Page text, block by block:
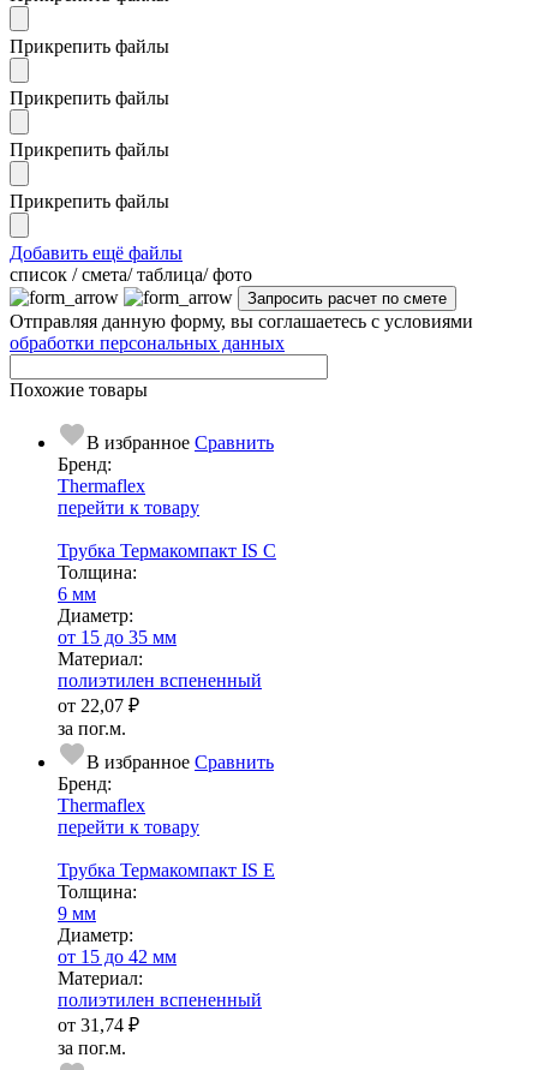
Прикрепить файлы
Прикрепить файлы
Прикрепить файлы
Прикрепить файлы
Добавить ещё файлы
cписок / смета/ таблица/ фото
Отправляя данную форму, вы соглашаетесь с условиями
обработки персональных данных
Похожие товары
В избранное Сравнить
Бренд:
Thermaflex
перейти к товару
Трубка Термакомпакт IS C
Тол­щи­на:
6 мм
Диаметр:
от 15 до 35 мм
Ма­­те­­ри­­ал:
полиэтилен вспененный
от 22,07 ₽
за пог.м.
В избранное Сравнить
Бренд:
Thermaflex
перейти к товару
Трубка Термакомпакт IS E
Тол­щи­на:
9 мм
Диаметр:
от 15 до 42 мм
Ма­­те­­ри­­ал:
полиэтилен вспененный
от 31,74 ₽
за пог.м.